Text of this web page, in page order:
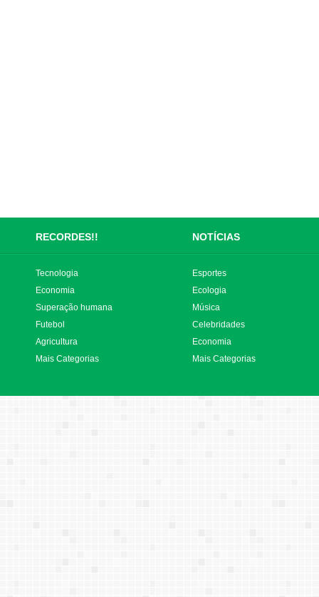
RECORDES!! NOTÍCIAS
Tecnologia
Economia
Superação humana
Futebol
Agricultura
Mais Categorias
Esportes
Ecologia
Música
Celebridades
Economia
Mais Categorias